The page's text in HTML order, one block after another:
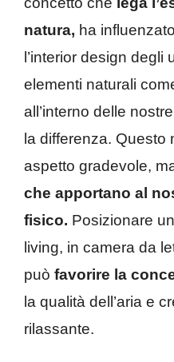
natura, ha
l’interior design degli
elementi naturali
all’interno delle
la differenza. Questo
aspetto gradevole,
che apportano al
fisico. Posizionare
living, in camera da
può favorire la
la qualità dell’aria e
rilassante.